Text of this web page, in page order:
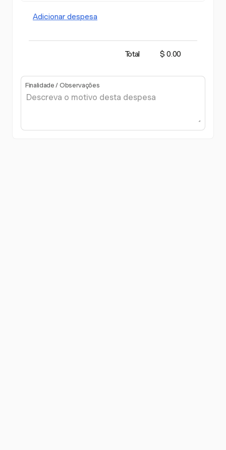
Adicionar despesa
Total $ 0.00
Finalidade / Observações